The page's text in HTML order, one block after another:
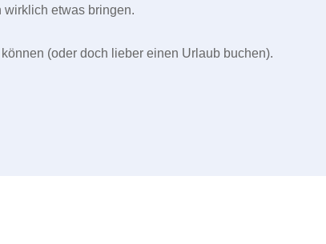
etwas bringen.
(oder doch lieber einen Urlaub buchen).